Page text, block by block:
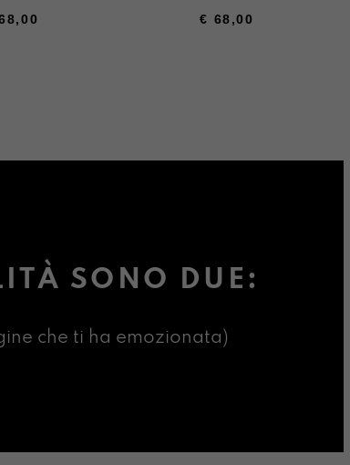
€ 68,00
SONO DUE:
che ti ha emozionata)